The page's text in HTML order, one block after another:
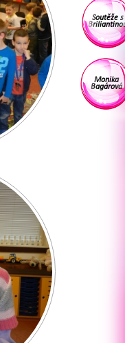
Soutěže s
Monika
Bagárová